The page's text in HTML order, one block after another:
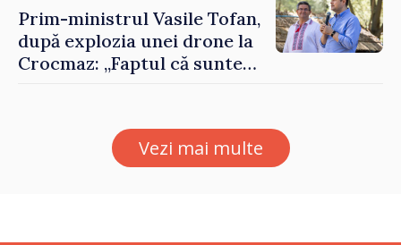
Prim-ministrul Vasile Tofan,
după explozia unei drone la
Crocmaz: „Faptul că suntem
Vezi mai multe